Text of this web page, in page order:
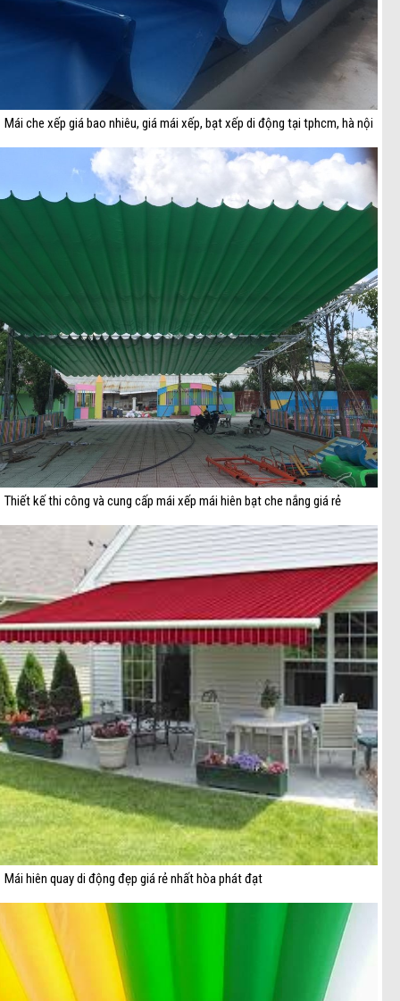
Mái che xếp giá bao nhiêu, giá mái xếp, bạt xếp di động tại tphcm, hà nội
Thiết kế thi công và cung cấp mái xếp mái hiên bạt che nắng giá rẻ
Mái hiên quay di động đẹp giá rẻ nhất hòa phát đạt